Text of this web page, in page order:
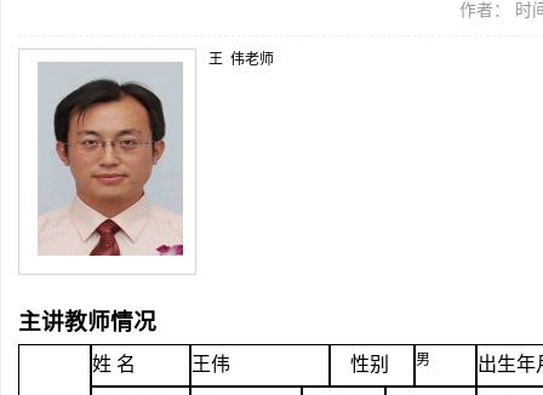
作者： 时
王 伟老师
主讲教师情况
姓 名 王伟 性别 男 出生年